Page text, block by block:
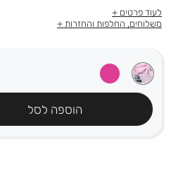
לעוד פרטים
משלוחים, החלפות והחזרות
הוספה לסל